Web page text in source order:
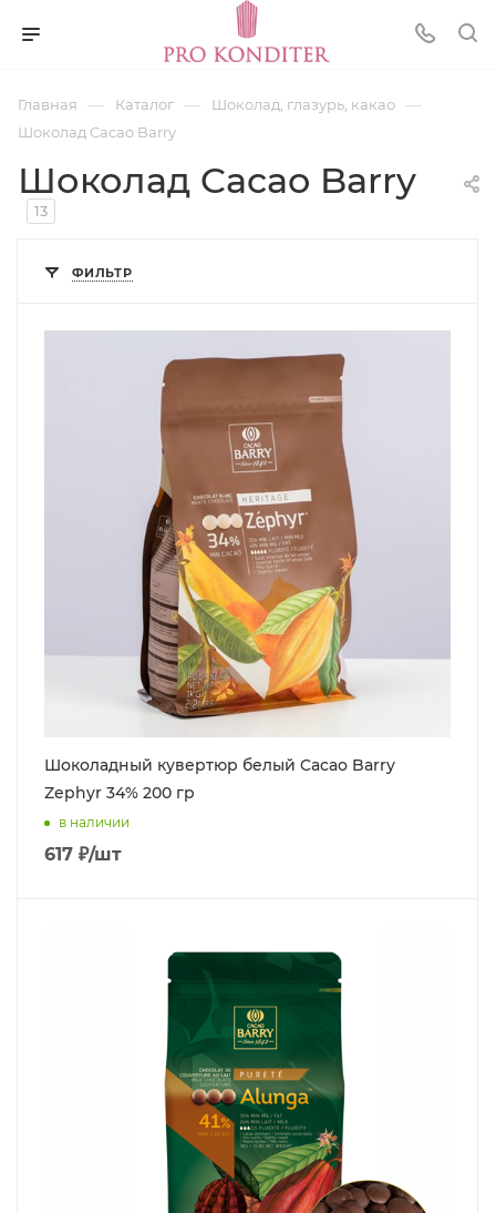
Главная — Каталог — Шоколад, глазурь, какао —
Шоколад Cacao Barry
Шоколад Cacao Barry
13
ФИЛЬТР
Шоколадный кувертюр белый Cacao Barry
Zephyr 34% 200 гр
в наличии
617 ₽/шт